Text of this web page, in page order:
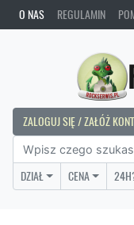
O NAS REGULAMIN
ZALOGUJ SIĘ / ZAŁÓŻ
DZIAŁ CENA